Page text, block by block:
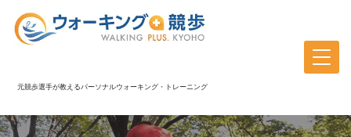
元競歩選手が教えるパーソナルウォーキング・トレーニング